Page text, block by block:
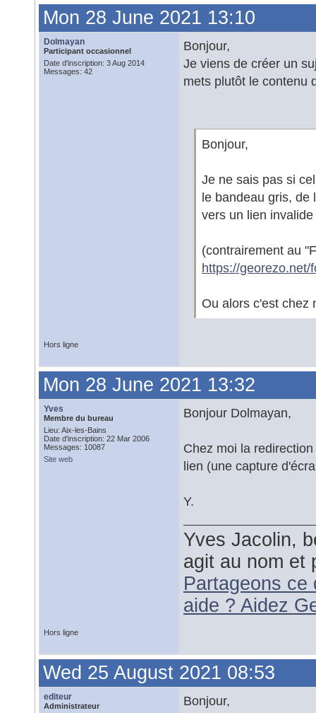
Mon 28 June 2021 13:10
Dolmayan
Participant occasionnel
Date d'inscription: 3 Aug 2014
Messages: 42
Bonjour,
Je viens de créer un
mets plutôt le contenu
Bonjour,
Je ne sais pas si
le bandeau gris, de
vers un lien
(contrairement au
https://georezo.net/
Ou alors c'est chez
Hors ligne
Mon 28 June 2021 13:32
Yves
Membre du bureau
Lieu: Aix-les-Bains
Date d'inscription: 22 Mar 2006
Messages: 10087
Site web
Bonjour Dolmayan,
Chez moi la
lien (une capture
Y.
Yves Jacolin,
agit au nom et
Partageons ce
aide ? Aidez
Hors ligne
Wed 25 August 2021 08:53
editeur
Administrateur
Bonjour,